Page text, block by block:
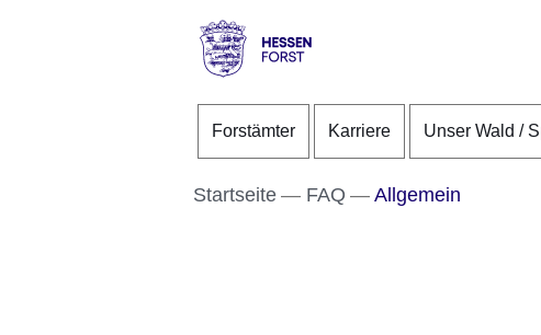
Direkt zum Kopf der Seite
Direkt zum Inhalt
Direkt zum Fuß der Seite
Forst
Forstämter Karriere Unser Wald /
Startseite FAQ Allgemein